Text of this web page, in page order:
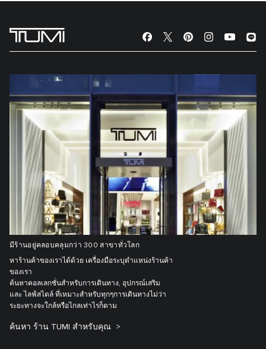
มีร้านอยู่คลอบคลุมกว่า 300 สาขาทั่วโลก
หาร้านค้าของเราได้ด้วย เครื่องมือระบุตำแหน่งร้านค้า
ของเรา
ค้นหาคอลเลกชั่นสำหรับการเดินทาง, อุปกรณ์เสริม
และ ไลฟ์สไตล์ ที่เหมาะสำหรับทุกๆการเดินทางไม่ว่า
ระยะทางจะใกล้หรือไกลเท่าไรก็ตาม
ค้นหา ร้าน TUMI สำหรับคุณ